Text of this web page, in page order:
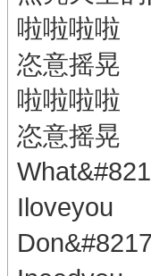
啦啦啦啦
恣意摇晃
啦啦啦啦
恣意摇晃
Iloveyou